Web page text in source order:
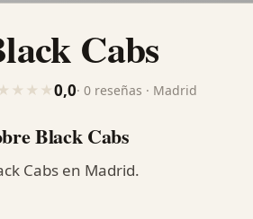
Cabs
★ ★ ★ ★0,0· 0 reseñas · Madrid
Black Cabs
Cabs en Madrid.